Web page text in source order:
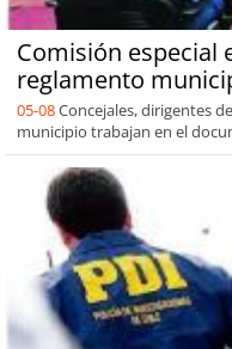
Comisión especial
reglamento
05-08Concejales, dirigentes
municipio trabajan en el